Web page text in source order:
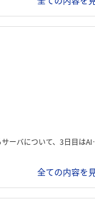
を用いた開発体験を行なった。
全ての内容を